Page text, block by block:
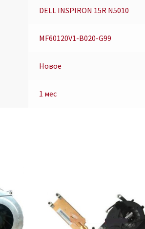
DELL INSPIRON 15R N5010
MF60120V1-B020-G99
Новое
1 мес